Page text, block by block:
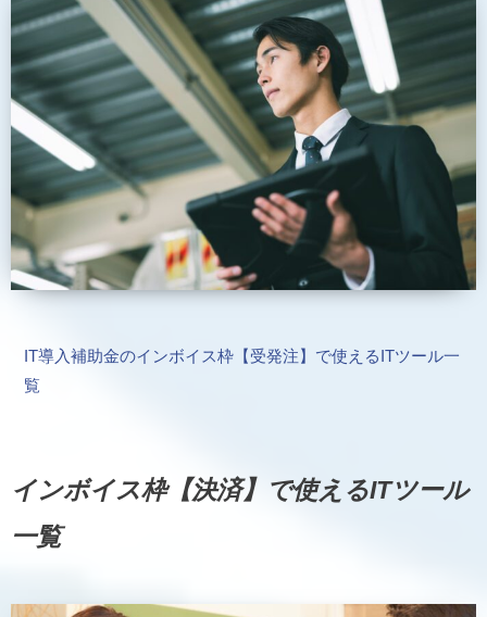
IT導入補助金のインボイス枠【受発注】で使えるITツール一
覧
インボイス枠【決済】で使えるITツール
一覧